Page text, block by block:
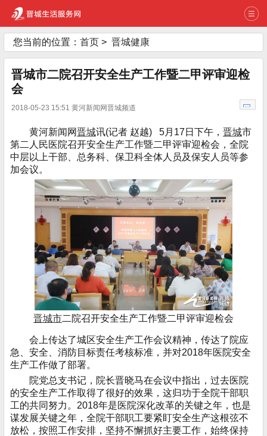
您当前的位置： 首页 > 晋城健康
晋城市二院召开安全生产工作暨二甲评审迎检
会
2018-05-23 15:51 黄河新闻网晋城频道
黄河新闻网晋城讯(记者 赵越) 5月17日下午， 晋城市
第二人民医院召开安全生产工作暨二甲评审迎检会，全院
中层以上干部、总务科、保卫科全体人员及保安人员等参
加会议。
晋城市二院召开安全生产工作暨二甲评审迎检会
会上传达了城区安全生产工作会议精神，传达了院应
急、安全、消防目标责任考核标准，并对2018年医院安全
生产工作做了部署。
院党总支书记，院长晋晓马在会议中指出，过去医院
的安全生产工作取得了很好的效果，这归功于全院干部职
工的共同努力。2018年是医院深化改革的关键之年，也是
谋发展关键之年，全院干部职工要紧盯安全生产这根弦不
放松，按照工作安排，坚持不懈抓好主要工作，始终保持